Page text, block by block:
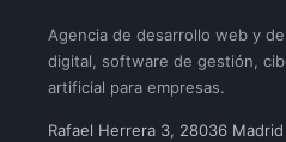
Agencia de desarrollo web y
digital, software de gestión,
artificial para empresas.
Rafael Herrera 3, 28036 Madrid